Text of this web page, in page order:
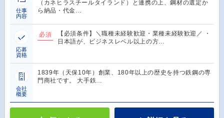
仕事
内容
（カネヒラスチールタイランド）と連携の上、鋼材の選定か
ら納品・代金…
応募
資格
必須
【必須条件】＼職種未経験歓迎・業種未経験歓迎／ ・
日本語が、ビジネスレベル以上の方…
会社
概要
1839年（天保10年）創業、180年以上の歴史を持つ鉄鋼の専
門商社です。 大手鉄…